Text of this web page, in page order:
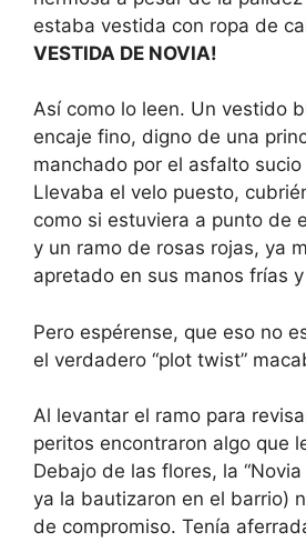
estaba vestida con ropa de
VESTIDA DE NOVIA!
Así como lo leen. Un vestido
encaje fino, digno de una
manchado por el asfalto
Llevaba el velo puesto,
como si estuviera a punto de
y un ramo de rosas rojas, ya
apretado en sus manos frías
Pero espérense, que eso no
el verdadero “plot twist”
Al levantar el ramo para
peritos encontraron algo que
Debajo de las flores, la
ya la bautizaron en el barrio)
de compromiso. Tenía